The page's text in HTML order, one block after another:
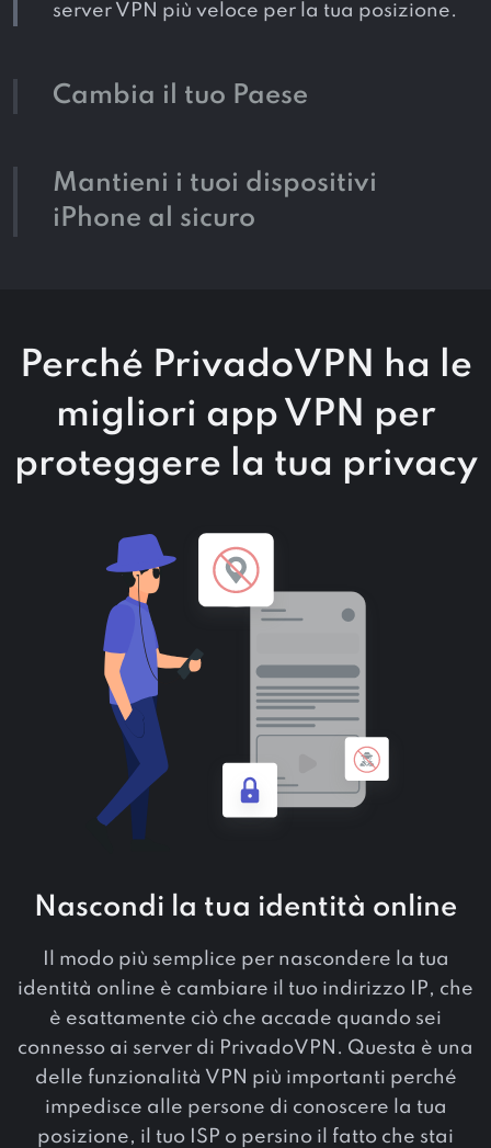
server VPN più veloce per la tua posizione.
Cambia il tuo Paese
Mantieni i tuoi dispositivi
iPhone al sicuro
Perché PrivadoVPN ha le
migliori app VPN per
proteggere la tua privacy
Nascondi la tua identità online
Il modo più semplice per nascondere la tua
identità online è cambiare il tuo indirizzo IP, che
è esattamente ciò che accade quando sei
connesso ai server di PrivadoVPN. Questa è una
delle funzionalità VPN più importanti perché
impedisce alle persone di conoscere la tua
posizione, il tuo ISP o persino il fatto che stai